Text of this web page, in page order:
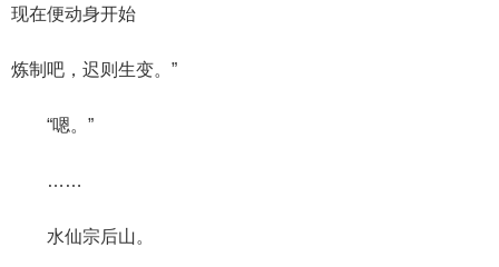
现在便动身开始
炼制吧，迟则生变。”
“嗯。”
……
水仙宗后山。